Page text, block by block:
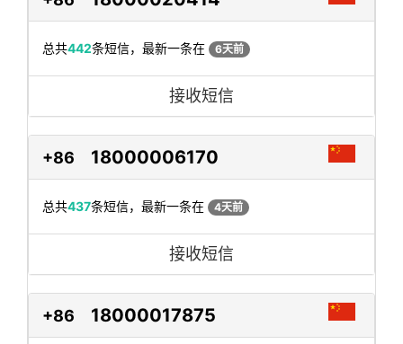
总共442条短信，最新一条在 6天前
接收短信
+86 18000006170
总共437条短信，最新一条在 4天前
接收短信
+86 18000017875